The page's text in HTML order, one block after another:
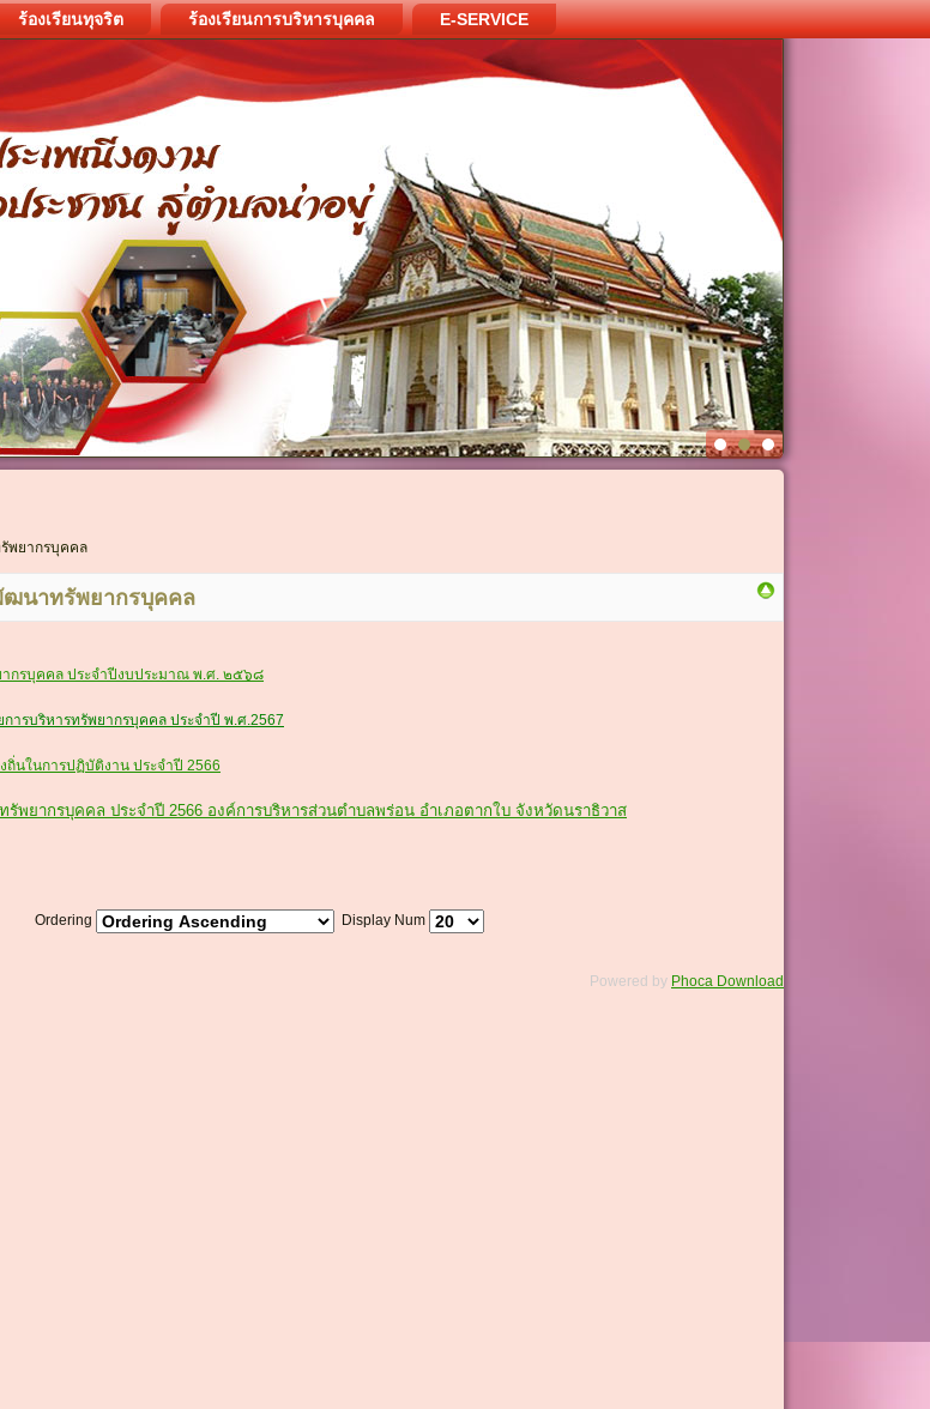
ร้องเรียนทุจริต ร้องเรียนการบริหารบุคคล E-SERVICE
พยากรบุคคล
ฒนาทรัพยากรบุคคล
กรบุคคล ประจำปีงบประมาณ พ.ศ. ๒๕๖๘
ารบริหารทรัพยากรบุคคล ประจำปี พ.ศ.2567
นในการปฏิบัติงาน ประจำปี 2566
พยากรบุคคล ประจำปี 2566 องค์การบริหารส่วนตำบลพร่อน อำเภอตากใบ จังหวัดนราธิวาส
Ordering Display Num
Powered by Phoca Download